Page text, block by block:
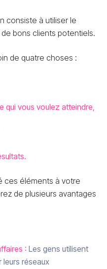
consiste à utiliser le
bons clients potentiels.
de quatre choses :
qui vous voulez atteindre,
ces éléments à votre
de plusieurs avantages
: Les gens utilisent
leurs réseaux